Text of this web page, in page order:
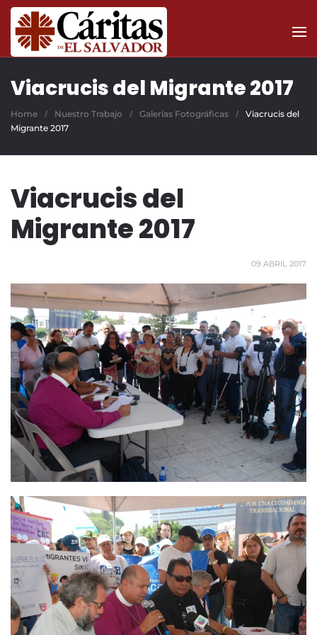
Skip to main content
Viacrucis del Migrante 2017
Home Nuestro Trabajo Galerías Fotográficas
Viacrucis del
Migrante 2017
Viacrucis del
Migrante 2017
09 ABRIL 2017
Ver
Ver